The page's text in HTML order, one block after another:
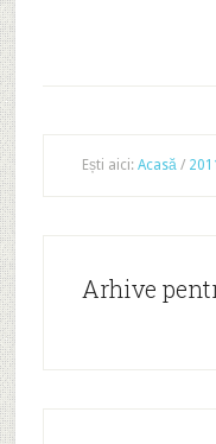
Ești aici: Acasă / 2011
Arhive